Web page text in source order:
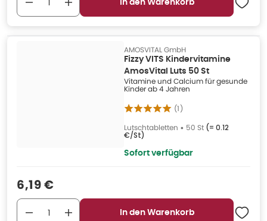
In den Warenkorb
AMOSVITAL GmbH
Fizzy VITS Kindervitamine
AmosVital Luts 50 St
Vitamine und Calcium für gesunde
Kinder ab 4 Jahren
(1)
Lutschtabletten • 50 St (= 0.12
€/St)
Sofort verfügbar
Verkaufspreis
6,19 €
In den Warenkorb